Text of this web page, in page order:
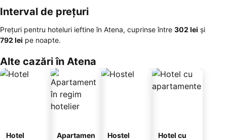
Interval de prețuri
Prețuri pentru hoteluri ieftine în Atena, cuprinse între ‎302 lei și
‎792 lei pe noapte.
Alte cazări în Atena
Hotel
Apartamen
Hostel
Hotel cu